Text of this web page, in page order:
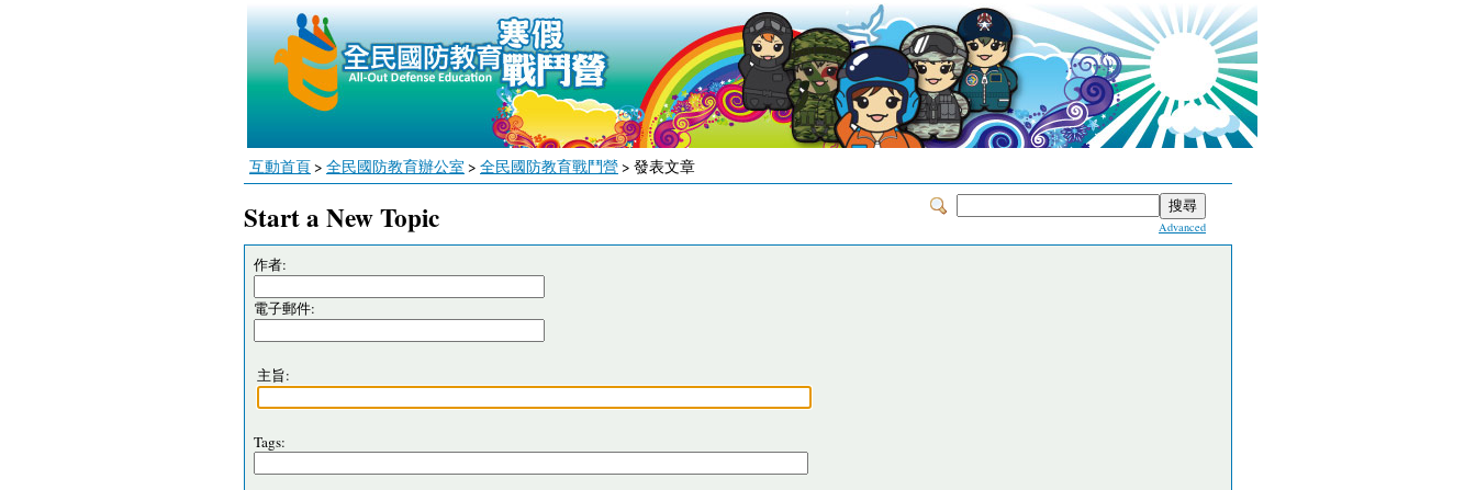
互動首頁> 全民國防教育辦公室 > 全民國防教育戰鬥營> 發表文章
Advanced
Start a New Topic
作者:
電子郵件:
主旨:
Tags: